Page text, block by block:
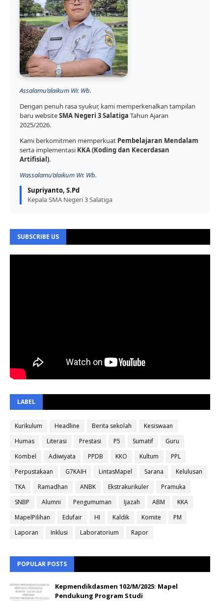
Assalamu’alaikum Wr. Wb.
Dengan penuh rasa syukur, kami memperkenalkan tampilan
baru websiteSMA Negeri 3 Salatiga Tahun Ajaran
2025/2026.
Kami berkomitmen memperkuat Pembelajaran Mendalam
serta implementasi KKA (Koding dan Kecerdasan
Artifisial).
Wassalamu’alaikum Wr. Wb.
Supriyanto, S.Pd
Kepala SMA Negeri 3 Salatiga
SUBSCRIBE US
LABEL
Kurikulum Headline Berita sekolah
Kesiswaan
Humas
Literasi Prestasi P5 Sumatif
Guru
Kombel
Adiwiyata PPDB KKO Kultum
PPL
Perpustakaan
G7KAIH LintasMapel Sarana
Kelulusan
TKA
Ramadhan ANBK Ekstrakurikuler
Pramuka
SNBP
Alumni Pengumuman Ijazah ABM
KKA
MapelPilihan
Edufair HI Kaldik Komite
PM
Laporan
Inklusi Laboratorium Rapor
POPULAR POSTS
Kepmendikdasmen 102/M/2025: Mapel
Pendukung Program Studi